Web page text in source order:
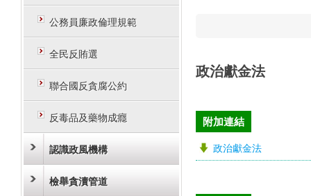
公務員廉政倫理規範
全民反賄選
聯合國反貪腐公約
反毒品及藥物成癮
認識政風機構
檢舉貪瀆管道
政治獻金法
附加連結
政治獻金法